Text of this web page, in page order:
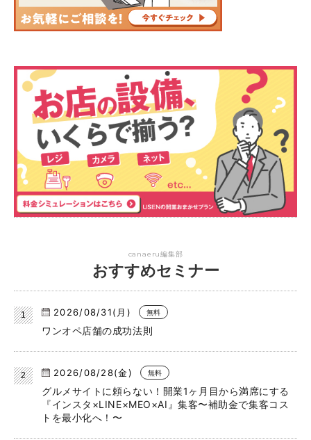
canaeru編集部
おすすめセミナー
2026/08/31(月) 無料
ワンオペ店舗の成功法則
2026/08/28(金) 無料
グルメサイトに頼らない！開業1ヶ月目から満席にする
『インスタ×LINE×MEO×AI』集客〜補助金で集客コス
トを最小化へ！〜